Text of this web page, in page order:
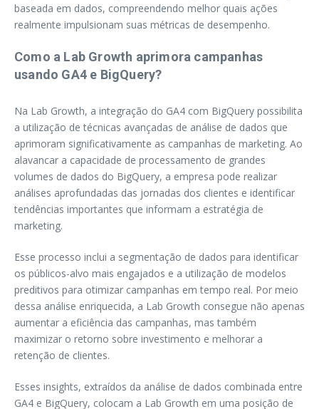
baseada em dados, compreendendo melhor quais ações
realmente impulsionam suas métricas de desempenho.
Como a Lab Growth aprimora campanhas
usando GA4 e BigQuery?
Na Lab Growth, a integração do GA4 com BigQuery possibilita
a utilização de técnicas avançadas de análise de dados que
aprimoram significativamente as campanhas de marketing. Ao
alavancar a capacidade de processamento de grandes
volumes de dados do BigQuery, a empresa pode realizar
análises aprofundadas das jornadas dos clientes e identificar
tendências importantes que informam a estratégia de
marketing.
Esse processo inclui a segmentação de dados para identificar
os públicos-alvo mais engajados e a utilização de modelos
preditivos para otimizar campanhas em tempo real. Por meio
dessa análise enriquecida, a Lab Growth consegue não apenas
aumentar a eficiência das campanhas, mas também
maximizar o retorno sobre investimento e melhorar a
retenção de clientes.
Esses insights, extraídos da análise de dados combinada entre
GA4 e BigQuery, colocam a Lab Growth em uma posição de